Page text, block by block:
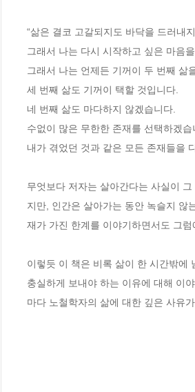
“삶은 결코 고갈되지도 바닥을 드러내
그래서 나는 다시 시작하고 싶은 마음
그래서 나는 언제든 기꺼이 두 번째 삶
세 번째 삶도 기꺼이 택할 것입니다.
네 번째 삶도 마다하지 않겠습니다.
수없이 많은 무한한 존재를 선택하겠습
내가 겪었던 것과 같은 모든 존재들을
무엇보다 저자는 살아간다는 사실이
지만, 인간은 살아가는 동안 녹슬지 않
재가 가진 한계를 이야기하면서도 그
이렇듯 이 책은 비록 삶이 한 시간밖에
충실하게 보내야 하는 이유에 대해 이
마다 노철학자의 삶에 대한 깊은 사유